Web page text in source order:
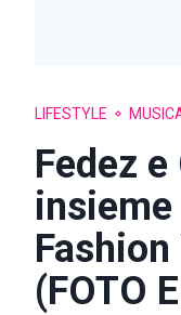
LIFESTYLE
Fedez
(FOTO